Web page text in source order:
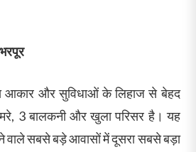
आकार और सुविधाओं के लिहाज से बेहद
3 बालकनी और खुला परिसर है। यह
वाले सबसे बड़े आवासों में दूसरा सबसे बड़ा